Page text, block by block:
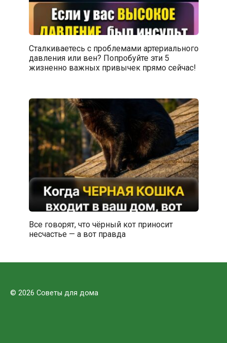
Сталкиваетесь с проблемами артериального
давления или вен? Попробуйте эти 5
жизненно важных привычек прямо сейчас!
Все говорят, что чёрный кот приносит
несчастье — а вот правда
© 2026 Советы для дома